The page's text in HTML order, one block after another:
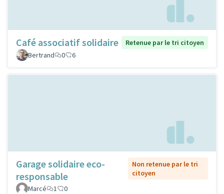
Café associatif solidaire
Retenue par le tri citoyen
Bertrand
0 6
Garage solidaire eco-
responsable
Non retenue par le tri
citoyen
Marcé
1 0